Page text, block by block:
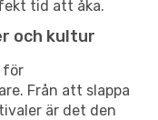
tid att åka.
och kultur
för
Från att slappa
är det den